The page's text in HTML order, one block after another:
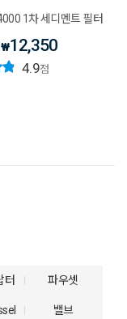
1차 세디멘트 필터
₩12,350
4.9점
터 파우셋
밸브